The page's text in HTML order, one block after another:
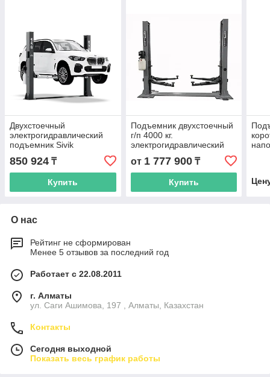
Двухстоечный
электрогидравлический
подъемник Sivik
ПГА-4000-НС
850 924 ₸
Купить
Подъемник двухстоечный
г/п 4000 кг.
электрогидравлический
KraftWell арт. KRW4ML
от 1 777 900₸
Купить
О нас
Рейтинг не сформирован
Менее 5 отзывов за последний год
Работает с 22.08.2011
г. Алматы
ул. Саги Ашимова, 197 , Алматы, Казахстан
Контакты
Сегодня выходной
Показать весь график работы